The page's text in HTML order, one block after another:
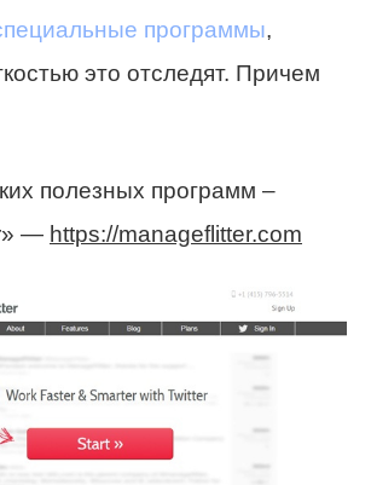
программы,
это отследят. Причем
полезных программ –
— https://manageflitter.com